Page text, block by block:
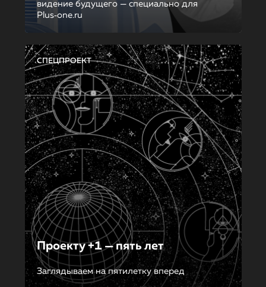
видение будущего — специально для
Plus‑one.ru
СПЕЦПРОЕКТ
Проекту +1 — пять лет
Заглядываем на пятилетку вперед